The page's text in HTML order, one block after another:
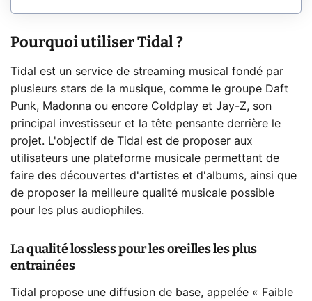
Pourquoi utiliser Tidal ?
Tidal est un service de streaming musical fondé par
plusieurs stars de la musique, comme le groupe Daft
Punk, Madonna ou encore Coldplay et Jay-Z, son
principal investisseur et la tête pensante derrière le
projet. L'objectif de Tidal est de proposer aux
utilisateurs une plateforme musicale permettant de
faire des découvertes d'artistes et d'albums, ainsi que
de proposer la meilleure qualité musicale possible
pour les plus audiophiles.
La qualité lossless pour les oreilles les plus
entrainées
Tidal propose une diffusion de base, appelée « Faible